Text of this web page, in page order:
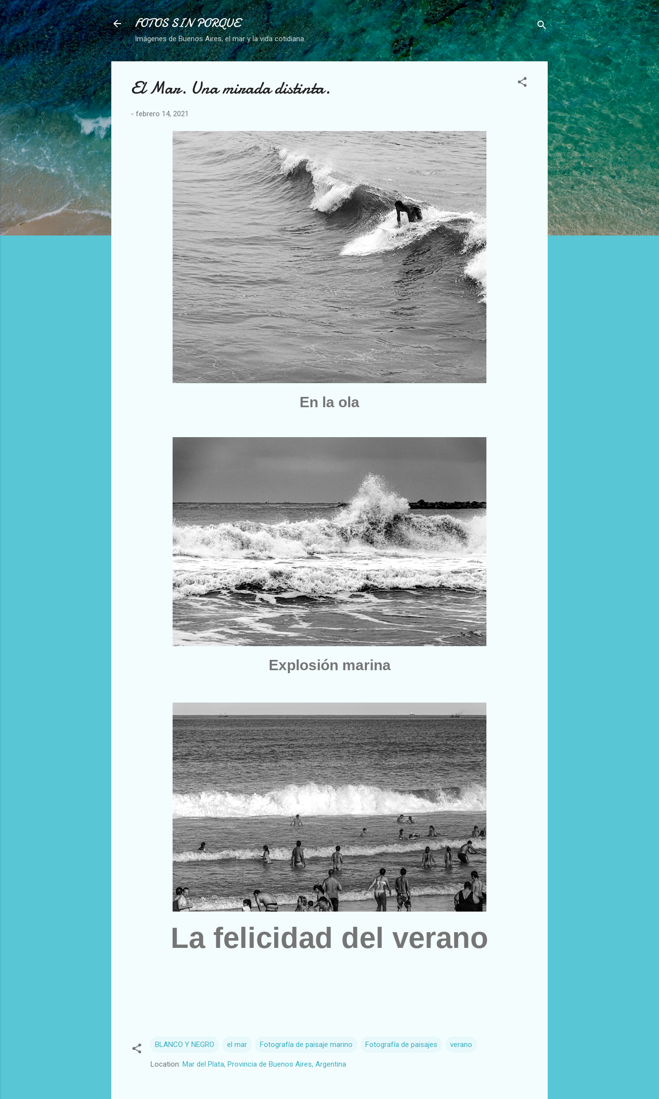
Ir al contenido principal
FOTOS SIN PORQUE
Imágenes de Buenos Aires, el mar y la vida cotidiana.
El Mar. Una mirada distinta.
- febrero 14, 2021
En la ola
Explosión marina
La felicidad del verano
BLANCO Y NEGRO el mar Fotografía de paisaje marino Fotografía de paisajes verano
Location: Mar del Plata, Provincia de Buenos Aires, Argentina